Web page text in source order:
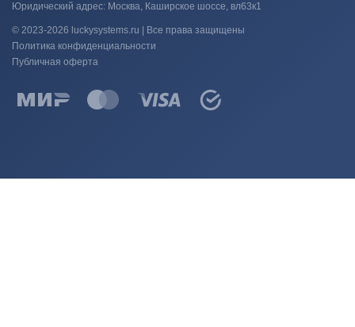
Юридический адрес: Москва, Каширское шоссе, вл63к1
© 2023-2026 luckysystems.ru | Все права защищены
Политика конфиденциальности
Публичная оферта